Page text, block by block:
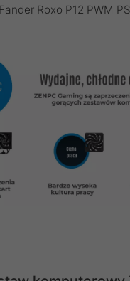
Roxo P12 PWM